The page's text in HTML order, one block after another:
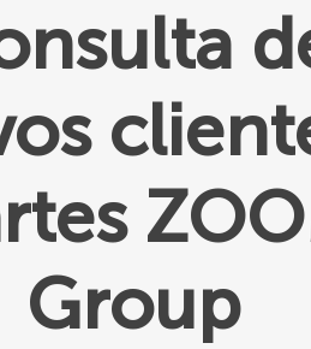
Group